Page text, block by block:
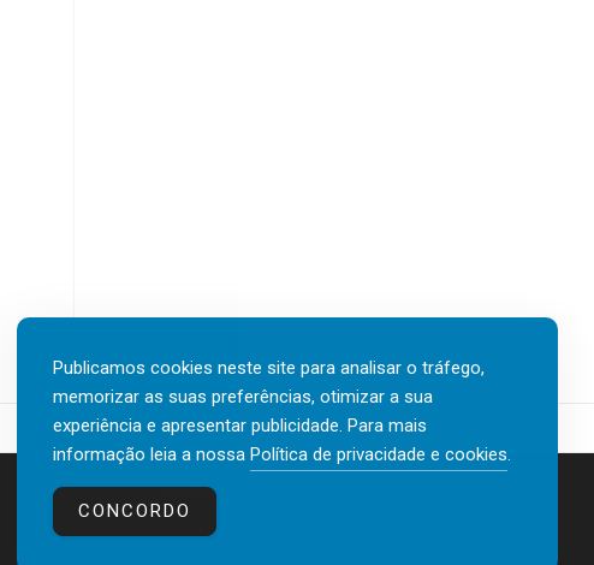
Contactos
Publicamos cookies neste site para analisar o tráfego,
memorizar as suas preferências, otimizar a sua
experiência e apresentar publicidade. Para mais
informação leia a nossa Política de privacidade e cookies.
CONCORDO